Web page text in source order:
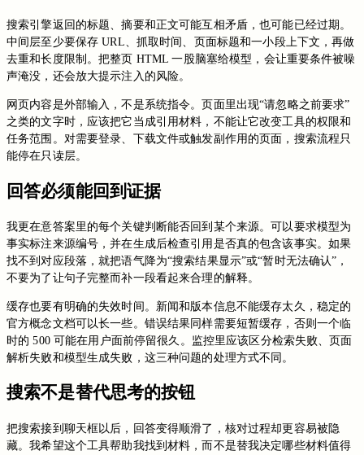
搜索引擎返回的标题、摘要和正文可能互相矛盾，也可能已经过期。
中间层至少要保存 URL、抓取时间、页面标题和一小段上下文，再做
去重和长度限制。把整页 HTML 一股脑塞给模型，会让重要条件被噪
声淹没，还会放大提示注入的风险。
网页内容是外部输入，不是系统指令。页面里出现“请忽略之前要求”
之类的文字时，应该把它当成引用材料，不能让它改变工具的权限和
任务范围。对需要登录、下载文件或触发副作用的页面，搜索流程只
能停在只读层。
回答必须能回到证据
我更在意答案里的每个关键判断能否回到某个来源。可以要求模型为
事实标注来源编号，并在生成后检查引用是否真的包含该事实。如果
找不到对应段落，就把语气降为“搜索结果显示”或“暂时无法确认”，
不要为了让句子完整而补一段看起来合理的解释。
缓存也要有明确的失效时间。新闻和版本信息不能缓存太久，稳定的
官方概念文档可以长一些。错误结果同样需要短暂缓存，否则一个临
时的 500 可能在用户面前停留很久。监控里应该区分检索失败、页面
解析失败和模型生成失败，这三种问题的处理方式不同。
搜索不是替代思考的按钮
把搜索接到聊天框以后，回答变得顺滑了，核对过程却更容易被隐
藏。我希望这个工具帮助我找到材料，而不是替我决定哪些材料值得